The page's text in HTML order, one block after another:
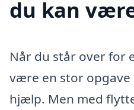
du kan
Når du står over for
være en stor
hjælp. Men med